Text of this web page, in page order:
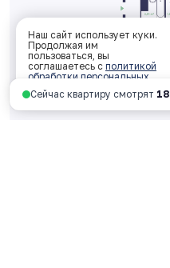
Сейчас квартиру смотрят 18
Наш сайт использует куки.
Продолжая им
пользоваться, вы
соглашаетесь с политикой
обработки персональных
данных